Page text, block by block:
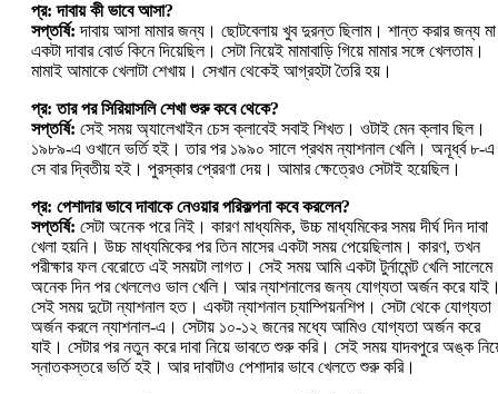
প্র: দাবায় কী ভাবে আসা?
সপ্তর্ষি: দাবায় আসা মামার জন্য। ছোটবেলায় খুব দুরন্ত ছিলাম। শান্ত করার জন্য মা
একটা দাবার বোর্ড কিনে দিয়েছিল। সেটা নিয়েই মামাবাড়ি গিয়ে মামার সঙ্গে খেলতাম।
মামাই আমাকে খেলাটা শেখায়। সেখান থেকেই আগ্রহটা তৈরি হয়।
প্র: তার পর সিরিয়াসলি শেখা শুরু কবে থেকে?
সপ্তর্ষি: সেই সময় অ্যালেখাইন চেস ক্লাবেই সবাই শিখত। ওটাই মেন ক্লাব ছিল।
১৯৮৯-এ ওখানে ভর্তি হই। তার পর ১৯৯০ সালে প্রথম ন্যাশনাল খেলি। অনূর্ধ্ব ৮-এ
সে বার দ্বিতীয় হই। পুরস্কার প্রেরণা দেয়। আমার ক্ষেত্রেও সেটাই হয়েছিল।
প্র: পেশাদার ভাবে দাবাকে নেওয়ার পরিকল্পনা কবে করলেন?
সপ্তর্ষি: সেটা অনেক পরে নিই। কারণ মাধ্যমিক, উচ্চ মাধ্যমিকের সময় দীর্ঘ দিন দাবা
খেলা হয়নি। উচ্চ মাধ্যমিকের পর তিন মাসের একটা সময় পেয়েছিলাম। কারণ, তখন
পরীক্ষার ফল বেরোতে এই সময়টা লাগত। সেই সময় আমি একটা টুর্নামেন্ট খেলি
অনেক দিন পর খেললেও ভাল খেলি। আর ন্যাশনালের জন্য যোগ্যতা অর্জন করে
সেই সময় দুটো ন্যাশনাল হত। একটা ন্যাশনাল চ্যাম্পিয়নশিপ। সেটা থেকে যোগ্যতা
অর্জন করলে ন্যাশনাল-এ। সেটায় ১০-১২ জনের মধ্যে আমিও যোগ্যতা অর্জন করে
যাই। সেটার পর নতুন করে দাবা নিয়ে ভাবতে শুরু করি। সেই সময় যাদবপুরে অঙ্ক
স্নাতকস্তরে ভর্তি হই। আর দাবাটাও পেশাদার ভাবে খেলতে শুরু করি।